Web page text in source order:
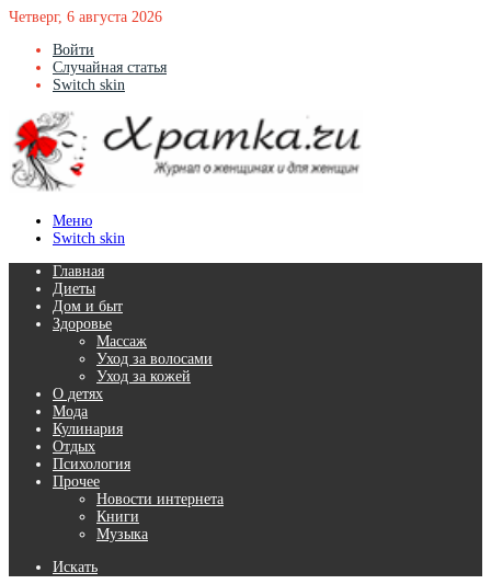
Четверг, 6 августа 2026
Войти
Случайная статья
Switch skin
Меню
Switch skin
Главная
Диеты
Дом и быт
Здоровье
Массаж
Уход за волосами
Уход за кожей
О детях
Мода
Кулинария
Отдых
Психология
Прочее
Новости интернета
Книги
Музыка
Искать